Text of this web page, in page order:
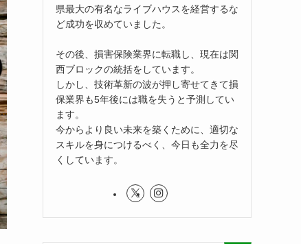
県最大の有名なライブハウスを経営するな
ど成功を収めていました。
その後、損害保険業界に転職し、現在は関
西ブロックの統括をしています。
しかし、技術革新の波が押し寄せてきて損
保業界も5年後には職を失うと予測してい
ます。
今からより良い未来を築くために、適切な
スキルを身につけるべく、今日も全力を尽
くしています。